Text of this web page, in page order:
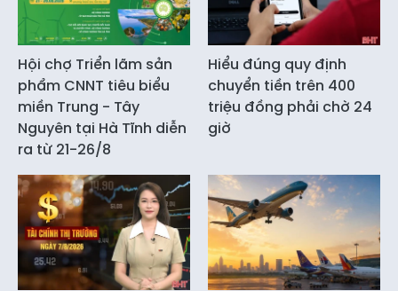
Hội chợ Triển lãm sản
phẩm CNNT tiêu biểu
miền Trung - Tây
Nguyên tại Hà Tĩnh diễn
ra từ 21-26/8
Hiểu đúng quy định
chuyển tiền trên 400
triệu đồng phải chờ 24
giờ